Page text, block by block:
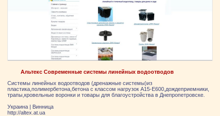
Альтекс Современные системы линейных водоотводов
Системы линейных водоотводов (дренажные системы)из
пластика,полимербетона,бетона с классом нагрузок А15-Е600,дождеприемники,
трапы,кровельные воронки и товары для благоустройства в Днепропетровске.
Украина | Винница
http://altex.at.ua